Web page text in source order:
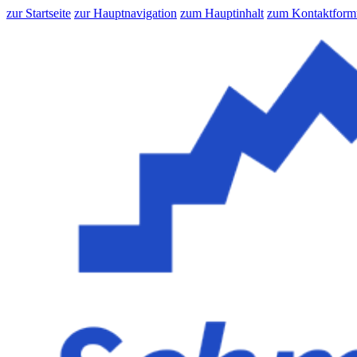
zur Startseite zur Hauptnavigation zum Hauptinhalt zum